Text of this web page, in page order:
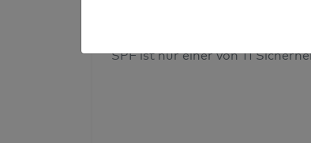
SPF ist nur einer von 11